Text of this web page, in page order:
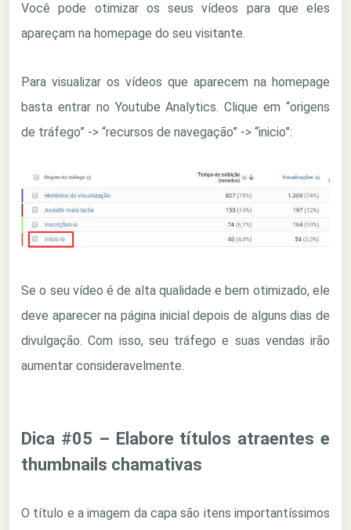
Você pode otimizar os seus vídeos para que eles
apareçam na homepage do seu visitante.
Para visualizar os vídeos que aparecem na homepage
basta entrar no Youtube Analytics. Clique em “origens
de tráfego” -> “recursos de navegação” -> “inicio”:
Se o seu vídeo é de alta qualidade e bem otimizado, ele
deve aparecer na página inicial depois de alguns dias de
divulgação. Com isso, seu tráfego e suas vendas irão
aumentar consideravelmente.
Dica #05 – Elabore títulos atraentes e
thumbnails chamativas
O título e a imagem da capa são itens importantíssimos